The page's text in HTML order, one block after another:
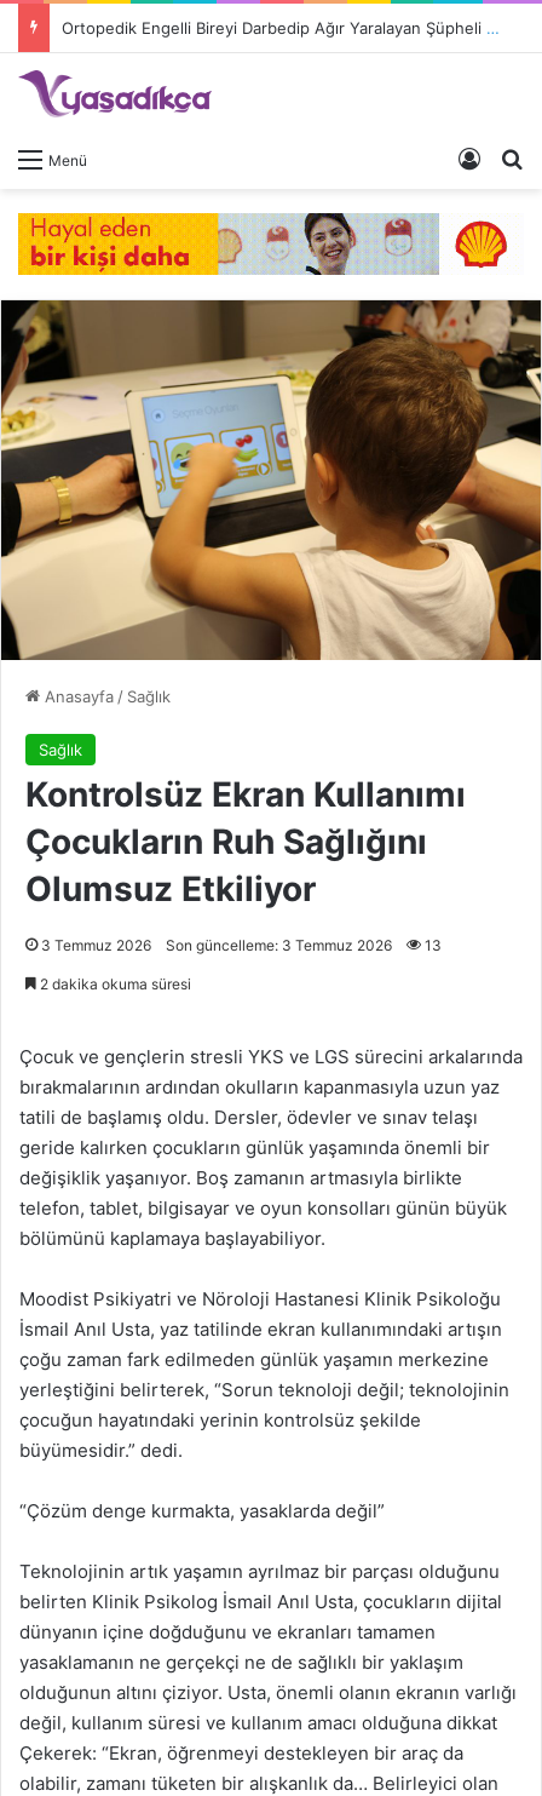
Ortopedik Engelli Bireyi Darbedip Ağır Yaralayan Şüpheli Tutuklandı
Menü Giriş
Anasayfa / Sağlık
Sağlık
Kontrolsüz Ekran Kullanımı
Çocukların Ruh Sağlığını
Olumsuz Etkiliyor
3 Temmuz 2026 Son güncelleme: 3 Temmuz 2026 13
2 dakika okuma süresi
Çocuk ve gençlerin stresli YKS ve LGS sürecini arkalarında
bırakmalarının ardından okulların kapanmasıyla uzun yaz
tatili de başlamış oldu. Dersler, ödevler ve sınav telaşı
geride kalırken çocukların günlük yaşamında önemli bir
değişiklik yaşanıyor. Boş zamanın artmasıyla birlikte
telefon, tablet, bilgisayar ve oyun konsolları günün büyük
bölümünü kaplamaya başlayabiliyor.
Moodist Psikiyatri ve Nöroloji Hastanesi Klinik Psikoloğu
İsmail Anıl Usta, yaz tatilinde ekran kullanımındaki artışın
çoğu zaman fark edilmeden günlük yaşamın merkezine
yerleştiğini belirterek, “Sorun teknoloji değil; teknolojinin
çocuğun hayatındaki yerinin kontrolsüz şekilde
büyümesidir.” dedi.
“Çözüm denge kurmakta, yasaklarda değil”
Teknolojinin artık yaşamın ayrılmaz bir parçası olduğunu
belirten Klinik Psikolog İsmail Anıl Usta, çocukların dijital
dünyanın içine doğduğunu ve ekranları tamamen
yasaklamanın ne gerçekçi ne de sağlıklı bir yaklaşım
olduğunun altını çiziyor. Usta, önemli olanın ekranın varlığı
değil, kullanım süresi ve kullanım amacı olduğuna dikkat
Çekerek: “Ekran, öğrenmeyi destekleyen bir araç da
olabilir, zamanı tüketen bir alışkanlık da… Belirleyici olan